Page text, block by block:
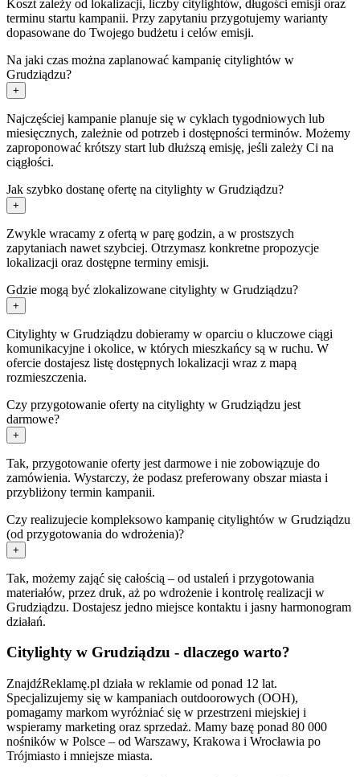
Koszt zależy od lokalizacji, liczby citylightów, długości emisji oraz
terminu startu kampanii. Przy zapytaniu przygotujemy warianty
dopasowane do Twojego budżetu i celów emisji.
Na jaki czas można zaplanować kampanię citylightów w
Grudziądzu?
+
Najczęściej kampanie planuje się w cyklach tygodniowych lub
miesięcznych, zależnie od potrzeb i dostępności terminów. Możemy
zaproponować krótszy start lub dłuższą emisję, jeśli zależy Ci na
ciągłości.
Jak szybko dostanę ofertę na citylighty w Grudziądzu?
+
Zwykle wracamy z ofertą w parę godzin, a w prostszych
zapytaniach nawet szybciej. Otrzymasz konkretne propozycje
lokalizacji oraz dostępne terminy emisji.
Gdzie mogą być zlokalizowane citylighty w Grudziądzu?
+
Citylighty w Grudziądzu dobieramy w oparciu o kluczowe ciągi
komunikacyjne i okolice, w których mieszkańcy są w ruchu. W
ofercie dostajesz listę dostępnych lokalizacji wraz z mapą
rozmieszczenia.
Czy przygotowanie oferty na citylighty w Grudziądzu jest
darmowe?
+
Tak, przygotowanie oferty jest darmowe i nie zobowiązuje do
zamówienia. Wystarczy, że podasz preferowany obszar miasta i
przybliżony termin kampanii.
Czy realizujecie kompleksowo kampanię citylightów w Grudziądzu
(od przygotowania do wdrożenia)?
+
Tak, możemy zająć się całością – od ustaleń i przygotowania
materiałów, przez druk, aż po wdrożenie i kontrolę realizacji w
Grudziądzu. Dostajesz jedno miejsce kontaktu i jasny harmonogram
działań.
Citylighty w Grudziądzu - dlaczego warto?
ZnajdźReklamę.pl działa w reklamie od ponad 12 lat.
Specjalizujemy się w kampaniach outdoorowych (OOH),
pomagamy markom wyróżniać się w przestrzeni miejskiej i
wspieramy marketing oraz sprzedaż. Mamy bazę ponad 80 000
nośników w Polsce – od Warszawy, Krakowa i Wrocławia po
Trójmiasto i mniejsze miasta.